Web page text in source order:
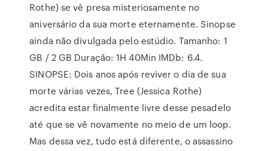
Rothe) se vê presa misteriosamente no
aniversário da sua morte eternamente. Sinopse
ainda não divulgada pelo estúdio. Tamanho: 1
GB / 2 GB Duração: 1H 40Min IMDb: 6.4.
SINOPSE: Dois anos após reviver o dia de sua
morte várias vezes, Tree (Jessica Rothe)
acredita estar finalmente livre desse pesadelo
até que se vê novamente no meio de um loop.
Mas dessa vez, tudo está diferente, o assassino